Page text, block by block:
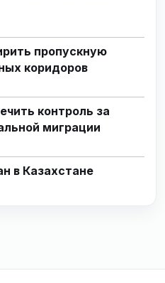
пропускную
коридоров
контроль за
миграции
в Казахстане